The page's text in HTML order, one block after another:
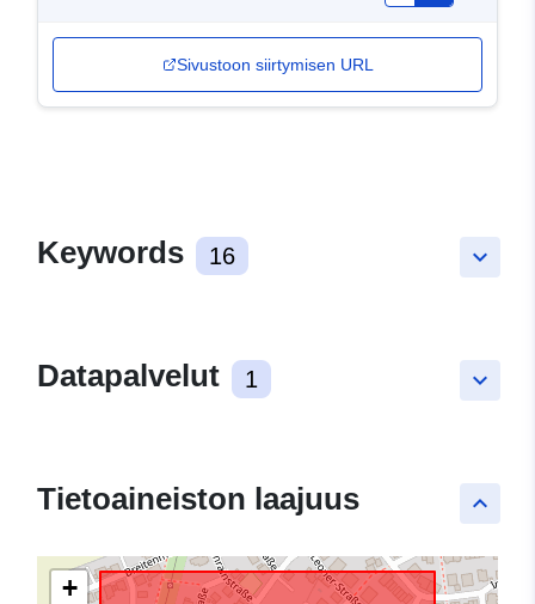
Sivustoon siirtymisen URL
keyboard_arrow_down
Keywords 16
keyboard_arrow_down
Datapalvelut 1
keyboard_arrow_up
Tietoaineiston laajuus
+